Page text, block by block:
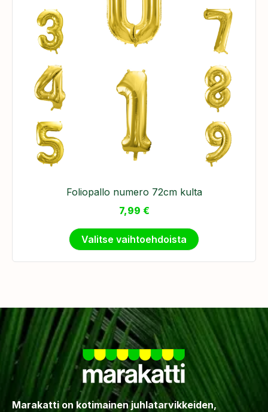
Foliopallo numero 72cm kulta
7,99 €
Valitse vaihtoehdoista
Marakatti on kotimainen juhlatarvikkeiden,